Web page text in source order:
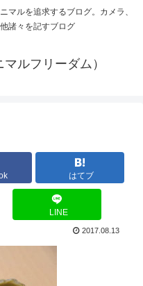
マルを追求するブログ。カメラ、
諸々を記すブログ
ルフリーダム）
はてブ
LINE
2017.08.13